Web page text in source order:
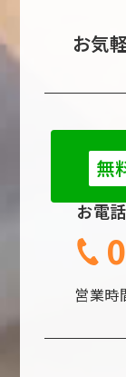
お気
無
お電
営業時